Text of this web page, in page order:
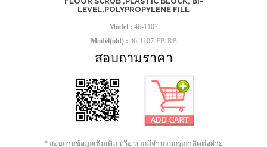
LEVEL,POLYPROPYLENE FILL
Model : 46-1107
Model(old) : 46-1107-FB-RB
สอบถามราคา
* สอบถามข้อมูลเพิ่มเติม หรือ หากมีจำนวนกรุณาติดต่อฝ่าย